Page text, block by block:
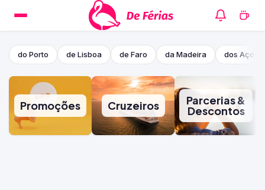
do Porto de Lisboa de Faro da Madeira dos
Promoções Cruzeiros Parcerias &
Descontos